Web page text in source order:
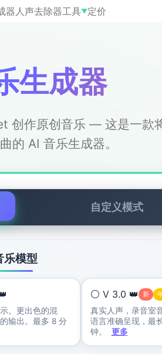
器 人声去除器工具▼定价
生成器
创作原创音乐 — 这是一款
的 AI 音乐生成器。
自定义模式
乐模型
。更出色的混
输出。最多 8 分
⚪ V 3.0 👑 新
真实人声，录音室
语言准确呈现，最
钟。
更多